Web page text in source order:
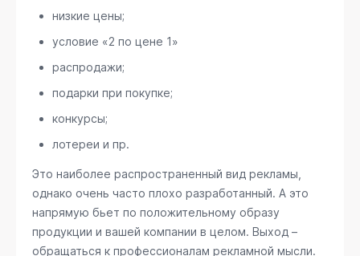
низкие цены;
условие «2 по цене 1»
распродажи;
подарки при покупке;
конкурсы;
лотереи и пр.
Это наиболее распространенный вид рекламы,
однако очень часто плохо разработанный. А это
напрямую бьет по положительному образу
продукции и вашей компании в целом. Выход –
обращаться к профессионалам рекламной мысли.